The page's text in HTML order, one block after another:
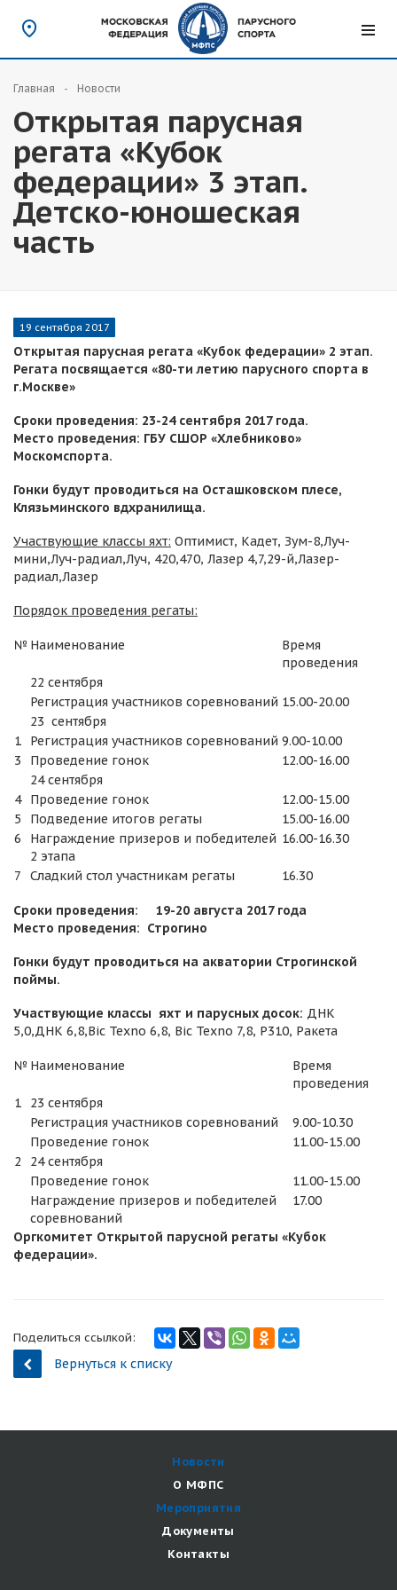
Главная Новости
Открытая парусная
регата «Кубок
федерации» 3 этап.
Детско-юношеская
часть
19 сентября 2017
Открытая парусная регата «Кубок федерации» 2 этап.
Регата посвящается «80-ти летию парусного спорта в
г.Москве»
Сроки проведения: 23-24 сентября 2017 года.
Место проведения: ГБУ СШОР «Хлебниково»
Москомспорта.
Гонки будут проводиться на Осташковском плесе,
Клязьминского вдхранилища.
Участвующие классы яхт: Оптимист, Кадет, Зум-8,Луч-
мини,Луч-радиал,Луч, 420,470, Лазер 4,7,29-й,Лазер-
радиал,Лазер
Порядок проведения регаты:
№ Наименование
Время
проведения
22 сентября
Регистрация участников соревнований 15.00-20.00
23 сентября
1
Регистрация участников соревнований 9.00-10.00
3
Проведение гонок
12.00-16.00
24 сентября
4
Проведение гонок
12.00-15.00
5
Подведение итогов регаты
15.00-16.00
6
Награждение призеров и победителей
2 этапа
16.00-16.30
7 Сладкий стол участникам регаты 16.30
Сроки проведения: 19-20 августа 2017 года
Место проведения: Строгино
Гонки будут проводиться на акватории Строгинской
поймы.
Участвующие классы яхт и парусных досок: ДНК
5,0,ДНК 6,8,Bic Texno 6,8, Bic Texno 7,8, Р310, Ракета
№ Наименование
Время
проведения
1
23 сентября
Регистрация участников соревнований
9.00-10.30
Проведение гонок
11.00-15.00
2
24 сентября
Проведение гонок
11.00-15.00
Награждение призеров и победителей
соревнований
17.00
Оргкомитет Открытой парусной регаты «Кубок
федерации».
Поделиться ссылкой:
Вернуться к списку
Новости
О МФПС
Мероприятия
Документы
Контакты